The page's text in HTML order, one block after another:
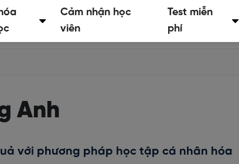
Cảm nhận học
viên
Test miễn
phí
Anh
với phương pháp học tập cá nhân hóa